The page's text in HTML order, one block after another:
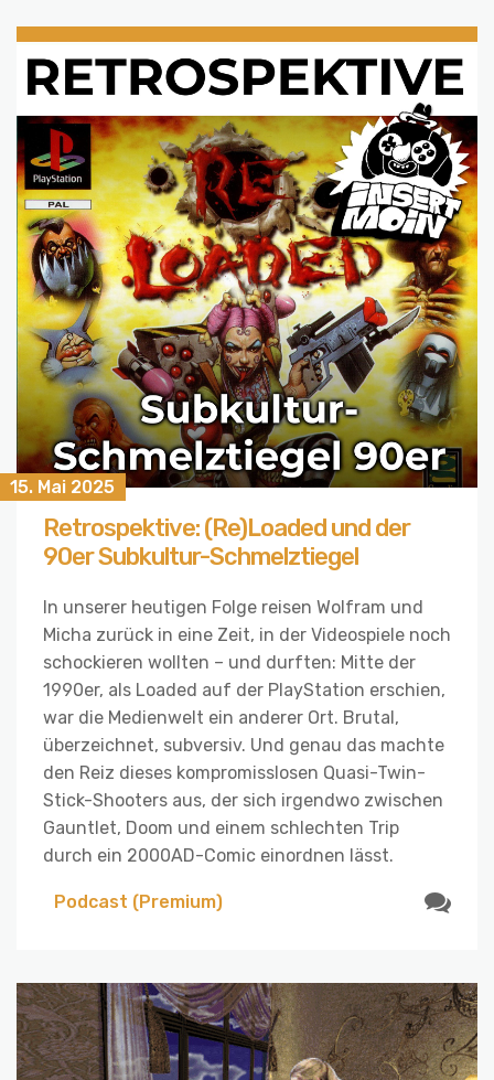
15. Mai 2025
Retrospektive: (Re)Loaded und der
90er Subkultur-Schmelztiegel
In unserer heutigen Folge reisen Wolfram und
Micha zurück in eine Zeit, in der Videospiele noch
schockieren wollten – und durften: Mitte der
1990er, als Loaded auf der PlayStation erschien,
war die Medienwelt ein anderer Ort. Brutal,
überzeichnet, subversiv. Und genau das machte
den Reiz dieses kompromisslosen Quasi-Twin-
Stick-Shooters aus, der sich irgendwo zwischen
Gauntlet, Doom und einem schlechten Trip
durch ein 2000AD-Comic einordnen lässt.
Podcast (Premium)